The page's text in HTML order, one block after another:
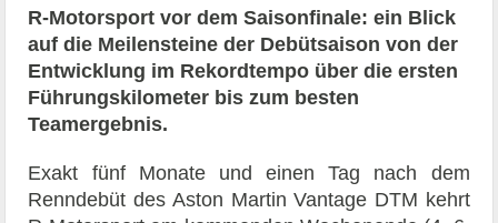
R-Motorsport vor dem Saisonfinale: ein Blick
auf die Meilensteine der Debütsaison von der
Entwicklung im Rekordtempo über die ersten
Führungskilometer bis zum besten
Teamergebnis.
Exakt fünf Monate und einen Tag nach dem
Renndebüt des Aston Martin Vantage DTM kehrt